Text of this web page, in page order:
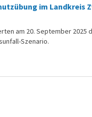
im Landkreis
am 20. September 2025
Szenario.